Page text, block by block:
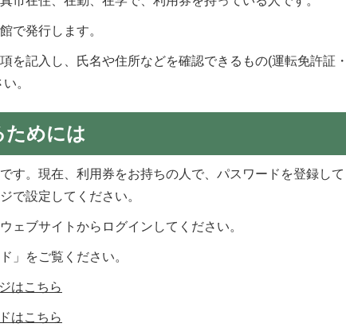
で発行します。
を記入し、氏名や住所などを確認できるもの(運転免許証・
。
ためには
す。現在、利用券をお持ちの人で、パスワードを登録して
で設定してください。
ェブサイトからログインしてください。
」をご覧ください。
はこちら
はこちら